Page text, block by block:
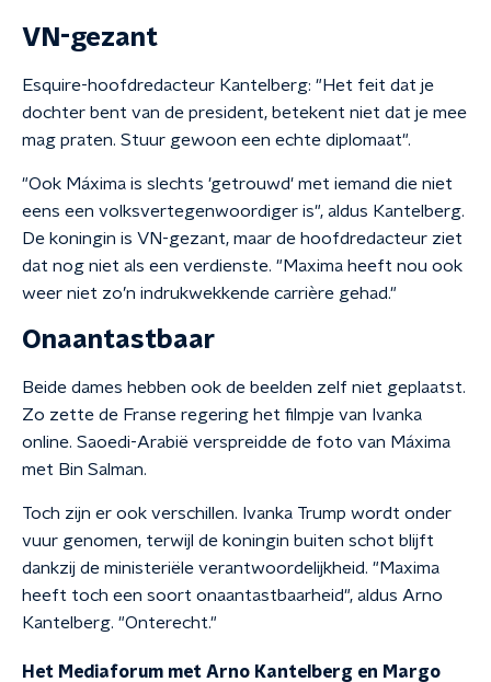
VN-gezant
Esquire-hoofdredacteur Kantelberg: "Het feit dat je
dochter bent van de president, betekent niet dat je mee
mag praten. Stuur gewoon een echte diplomaat".
"Ook Máxima is slechts 'getrouwd' met iemand die niet
eens een volksvertegenwoordiger is", aldus Kantelberg.
De koningin is VN-gezant, maar de hoofdredacteur ziet
dat nog niet als een verdienste. "Maxima heeft nou ook
weer niet zo’n indrukwekkende carrière gehad."
Onaantastbaar
Beide dames hebben ook de beelden zelf niet geplaatst.
Zo zette de Franse regering het filmpje van Ivanka
online. Saoedi-Arabië verspreidde de foto van Máxima
met Bin Salman.
Toch zijn er ook verschillen. Ivanka Trump wordt onder
vuur genomen, terwijl de koningin buiten schot blijft
dankzij de ministeriële verantwoordelijkheid. "Maxima
heeft toch een soort onaantastbaarheid", aldus Arno
Kantelberg. "Onterecht."
Het Mediaforum met Arno Kantelberg en Margo